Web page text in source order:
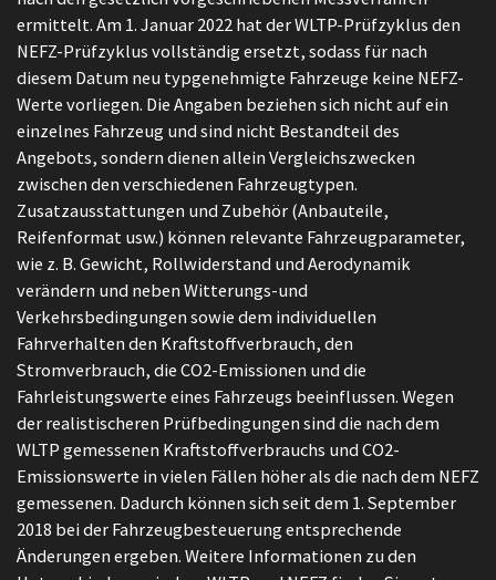
ermittelt. Am 1. Januar 2022 hat der WLTP-Prüfzyklus den
NEFZ-Prüfzyklus vollständig ersetzt, sodass für nach
diesem Datum neu typgenehmigte Fahrzeuge keine NEFZ-
Werte vorliegen. Die Angaben beziehen sich nicht auf ein
einzelnes Fahrzeug und sind nicht Bestandteil des
Angebots, sondern dienen allein Vergleichszwecken
zwischen den verschiedenen Fahrzeugtypen.
Zusatzausstattungen und Zubehör (Anbauteile,
Reifenformat usw.) können relevante Fahrzeugparameter,
wie z. B. Gewicht, Rollwiderstand und Aerodynamik
verändern und neben Witterungs-und
Verkehrsbedingungen sowie dem individuellen
Fahrverhalten den Kraftstoffverbrauch, den
Stromverbrauch, die CO2-Emissionen und die
Fahrleistungswerte eines Fahrzeugs beeinflussen. Wegen
der realistischeren Prüfbedingungen sind die nach dem
WLTP gemessenen Kraftstoffverbrauchs und CO2-
Emissionswerte in vielen Fällen höher als die nach dem NEFZ
gemessenen. Dadurch können sich seit dem 1. September
2018 bei der Fahrzeugbesteuerung entsprechende
Änderungen ergeben. Weitere Informationen zu den